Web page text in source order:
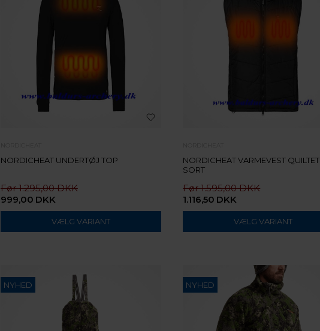
NORDICHEAT UNDERTØJ TOP
1.295,00
999,00 DKK
VÆLG VARIANT
NORDICHEAT VARMEVEST QUILTET
SORT
1.595,00
1.116,50 DKK
VÆLG VARIANT
NYHED NYHED